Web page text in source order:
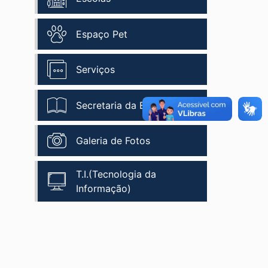
Espaço Pet
Serviços
Secretaria da Educação
Galeria de Fotos
T.I.(Tecnologia da
Informação)